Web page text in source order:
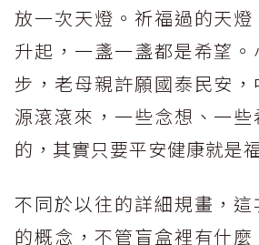
放一次天燈。祈福過的天
升起，一盞一盞都是希望
步，老母親許願國泰民安
源滾滾來，一些念想、一
的，其實只要平安健康就是
不同於以往的詳細規畫，
的概念，不管盲盒裡有什麼